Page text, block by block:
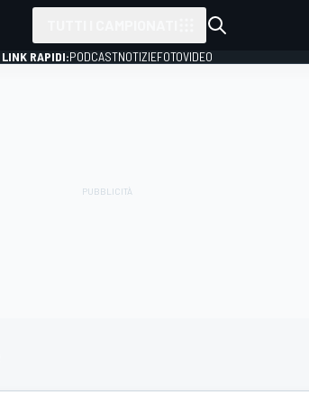
LINK RAPIDI:PODCASTNOTIZIEFOTOVIDEO